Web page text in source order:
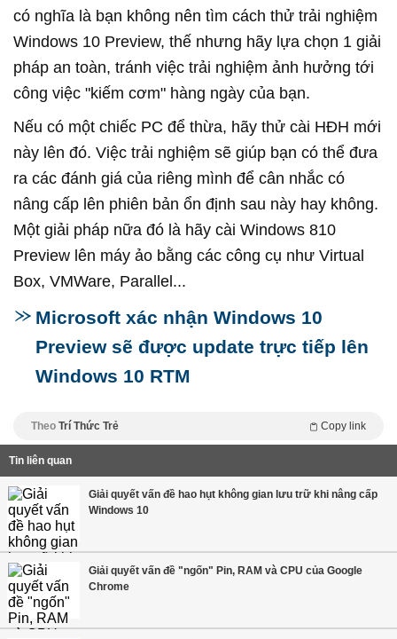
có nghĩa là bạn không nên tìm cách thử trải nghiệm
Windows 10 Preview, thế nhưng hãy lựa chọn 1 giải
pháp an toàn, tránh việc trải nghiệm ảnh hưởng tới
công việc "kiếm cơm" hàng ngày của bạn.
Nếu có một chiếc PC để thừa, hãy thử cài HĐH mới
này lên đó. Việc trải nghiệm sẽ giúp bạn có thể đưa
ra các đánh giá của riêng mình để cân nhắc có
nâng cấp lên phiên bản ổn định sau này hay không.
Một giải pháp nữa đó là hãy cài Windows 810
Preview lên máy ảo bằng các công cụ như Virtual
Box, VMWare, Parallel...
Microsoft xác nhận Windows 10
Preview sẽ được update trực tiếp lên
Windows 10 RTM
Theo Trí Thức Trẻ Copy link
Tin liên quan
Giải quyết vấn đề hao hụt không gian lưu trữ khi nâng cấp
Windows 10
Giải quyết vấn đề "ngốn" Pin, RAM và CPU của Google
Chrome